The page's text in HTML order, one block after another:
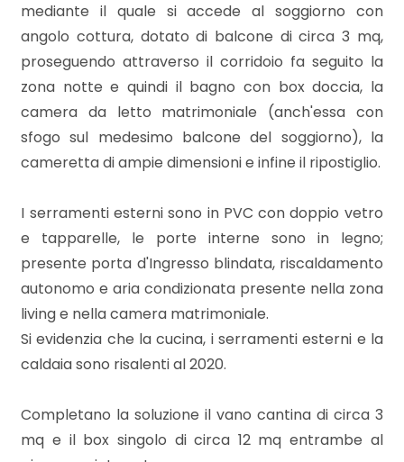
mediante il quale si accede al soggiorno con
angolo cottura, dotato di balcone di circa 3 mq,
proseguendo attraverso il corridoio fa seguito la
zona notte e quindi il bagno con box doccia, la
camera da letto matrimoniale (anch'essa con
sfogo sul medesimo balcone del soggiorno), la
cameretta di ampie dimensioni e infine il ripostiglio.
I serramenti esterni sono in PVC con doppio vetro
e tapparelle, le porte interne sono in legno;
presente porta d'Ingresso blindata, riscaldamento
autonomo e aria condizionata presente nella zona
living e nella camera matrimoniale.
Si evidenzia che la cucina, i serramenti esterni e la
caldaia sono risalenti al 2020.
Completano la soluzione il vano cantina di circa 3
mq e il box singolo di circa 12 mq entrambe al
Locali
minimi
1
2
3
5